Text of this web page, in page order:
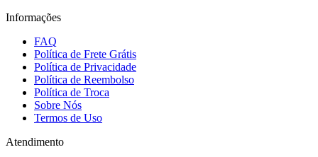
Informações
FAQ
Política de Frete Grátis
Política de Privacidade
Política de Reembolso
Política de Troca
Sobre Nós
Termos de Uso
Atendimento